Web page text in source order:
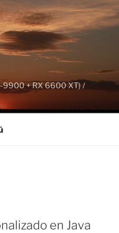
9900 + RX 6600 XT) /
en Java